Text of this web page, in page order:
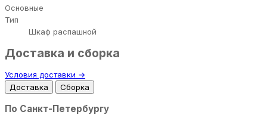
Основные
Тип
Шкаф распашной
Доставка и сборка
Условия доставки →
Доставка
Сборка
По Санкт-Петербургу